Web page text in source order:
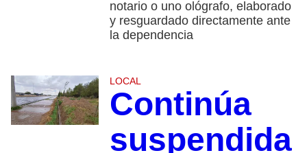
notario o uno ológrafo, elaborado
y resguardado directamente ante
la dependencia
LOCAL
Continúa
suspendida